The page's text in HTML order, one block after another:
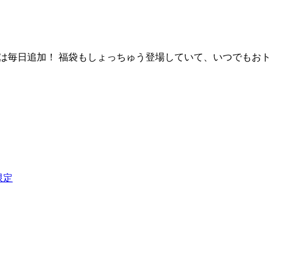
日追加！ 福袋もしょっちゅう登場していて、いつでもおト
定